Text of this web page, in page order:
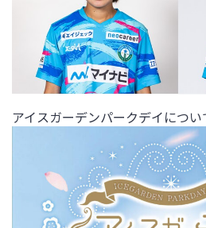
アイスガーデンパークデイについ